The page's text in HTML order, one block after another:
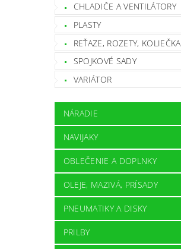
CHLADIČE A VENTILÁTORY
PLASTY
REŤAZE, ROZETY, KOLIEČKA
SPOJKOVÉ SADY
VARIÁTOR
NÁRADIE
NAVIJAKY
OBLEČENIE A DOPLNKY
OLEJE, MAZIVÁ, PRÍSADY
PNEUMATIKY A DISKY
PRILBY